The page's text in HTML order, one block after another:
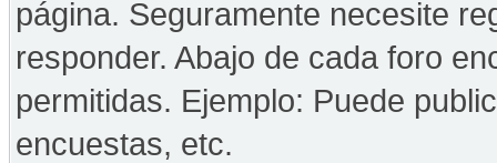
página. Seguramente necesite
responder. Abajo de cada foro
permitidas. Ejemplo: Puede
encuestas, etc.